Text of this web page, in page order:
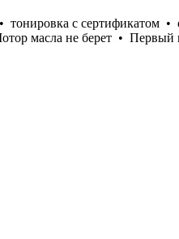
с сертификатом •
масла не берет • Первый